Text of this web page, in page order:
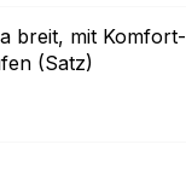
breit, mit Komfort-
(Satz)